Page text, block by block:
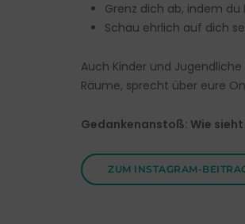
Grenz dich ab, indem
Schau ehrlich auf dich
Auch Kinder und
Räume, sprecht über eure
Gedankenanstoß: Wie
ZUM INSTAGRAM-